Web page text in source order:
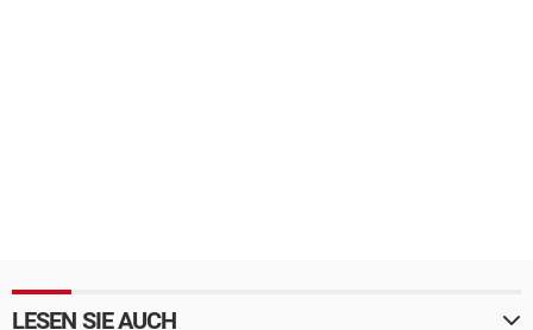
LESEN SIE AUCH